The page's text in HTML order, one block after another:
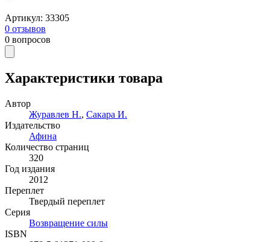
Артикул: 33305
0 отзывов
0 вопросов
Характеристики товара
Автор
Журавлев Н., Сакара И.
Издательство
Афина
Количество страниц
320
Год издания
2012
Переплет
Твердый переплет
Серия
Возвращение силы
ISBN